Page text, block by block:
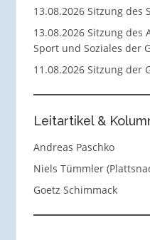
13.08.2026 Sitzung des
13.08.2026 Sitzung des
Sport und Soziales der
11.08.2026 Sitzung der
Leitartikel &
Andreas Paschko
Niels Tümmler
Goetz Schimmack